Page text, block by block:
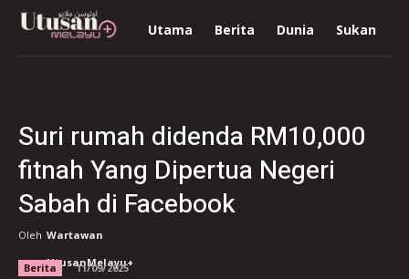
Utama Berita Dunia Sukan
Suri rumah didenda RM10,000
fitnah Yang Dipertua Negeri
Sabah di Facebook
Oleh Wartawan
UtusanMelayu+
Berita 11/09/2025